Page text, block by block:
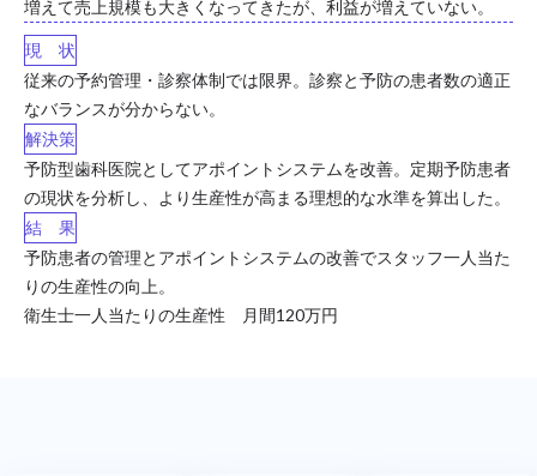
増えて売上規模も大きくなってきたが、利益が増えていない。
現 状
従来の予約管理・診察体制では限界。診察と予防の患者数の適正
なバランスが分からない。
解決策
予防型歯科医院としてアポイントシステムを改善。定期予防患者
の現状を分析し、より生産性が高まる理想的な水準を算出した。
結 果
予防患者の管理とアポイントシステムの改善でスタッフ一人当た
りの生産性の向上。
衛生士一人当たりの生産性 月間120万円